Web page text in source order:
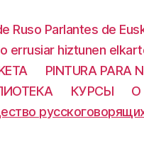
Ruso Parlantes de
errusiar hiztunen
PINTURA PARA
КУРСЫ О